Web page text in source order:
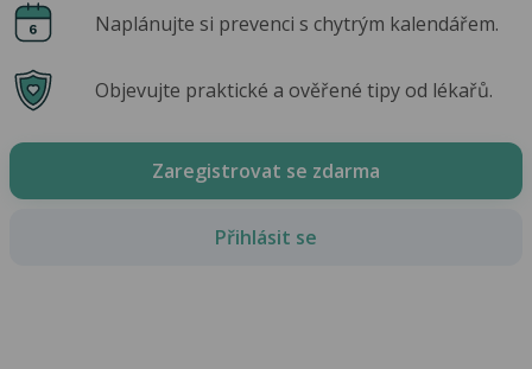
Naplánujte si prevenci s chytrým kalendářem.
Objevujte praktické a ověřené tipy od lékařů.
Zaregistrovat se zdarma
Přihlásit se